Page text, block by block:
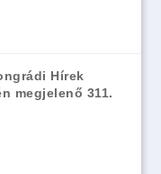
Hírek
megjelenő 311.